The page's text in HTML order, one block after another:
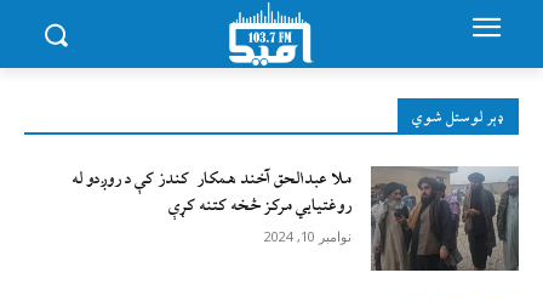
ډېر لوستل شوي
ملا عبدالحق آخند همکار کندز کې د روږدو له
روغتیایي مرکز څخه کتنه کړې
نوامبر 10, 2024